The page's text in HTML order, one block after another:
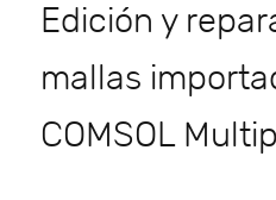
Edición y
mallas
COMSOL